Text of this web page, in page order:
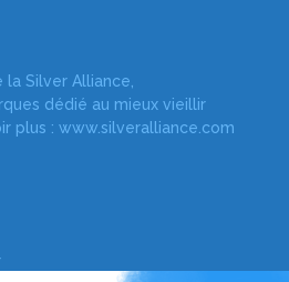
Silver Alliance,
dédié au mieux vieillir
plus : www.silveralliance.com